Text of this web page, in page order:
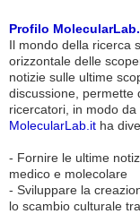
Profilo
Il mondo della ricerca
orizzontale delle
notizie sulle ultime
discussione, permette
ricercatori, in modo
MolecularLab.it ha
- Fornire le ultime
medico e molecolare
- Sviluppare la
lo scambio culturale